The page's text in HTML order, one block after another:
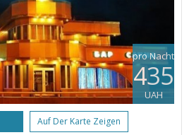
pro Nacht
435
UAH
Auf Der Karte Zeigen